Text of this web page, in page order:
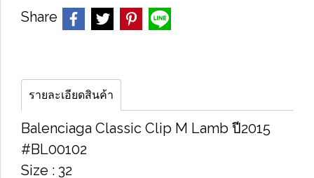
Share
รายละเอียดสินค้า
Balenciaga Classic Clip M Lamb ปี2015
#BL00102
Size : 32